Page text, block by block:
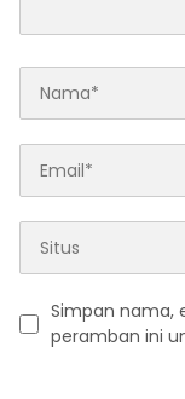
Simpan nama,
peramban ini